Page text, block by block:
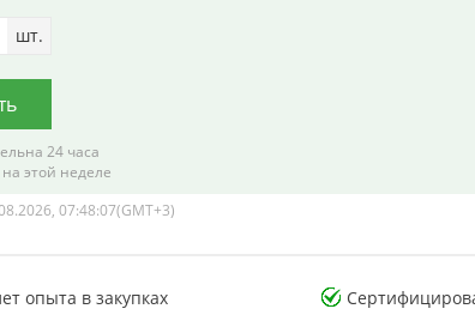
Лаборатория тестирования
электронных компонентов
шт.
24 часа
этой неделе
07:48:07(GMT+3)
опыта в закупках